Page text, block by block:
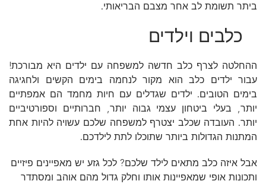
ביתר תשומת לב אחר מצבם הבריאותי.
כלבים וילדים
ההחלטה לצרף כלב חדשה למשפחה עם ילדים היא מבורכת!
עבור ילדים כלב הוא מקור לנחמה בימים הקשים ולחגיגה
בימים הטובים. ילדים שגדלים עם חיות מחמד הם אמפתיים
יותר, בעלי ביטחון עצמי גבוה יותר, חברותיים וספורטיביים
יותר. העובדה שכלב יצטרף למשפחה שלכם עשויה להיות אחת
המתנות הגדולות ביותר שתוכלו לתת לילדכם.
אבל איזה כלב מתאים לילד שלכם? לכל גזע יש מאפיינים פיזיים
ותכונות אופי שמאפיינות אותו וחלק גדול מהם אוהב ומסתדר